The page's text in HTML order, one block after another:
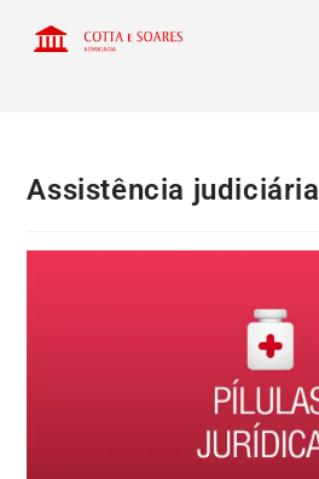
Assistência judiciária